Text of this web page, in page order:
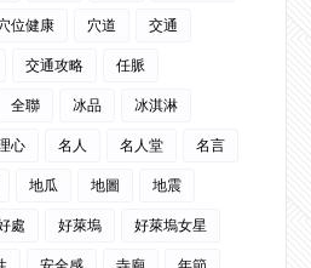
位健康 穴道
交通
交通攻略
任脈
全聯 冰品
冰淇淋
心 名人 名人堂
名言
地瓜 地圖
地震
處 好萊塢
好萊塢女星